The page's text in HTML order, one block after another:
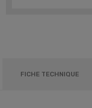
FICHE TECHNIQUE